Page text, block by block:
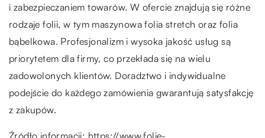
i zabezpieczaniem towarów. W ofercie znajdują się różne
rodzaje folii, w tym maszynowa folia stretch oraz folia
bąbelkowa. Profesjonalizm i wysoka jakość usług są
priorytetem dla firmy, co przekłada się na wielu
zadowolonych klientów. Doradztwo i indywidualne
podejście do każdego zamówienia gwarantują satysfakcję
z zakupów.
Źródło informacji: https://www.folie-